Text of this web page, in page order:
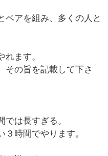
ペアを組み、多くの人と
ます。
その旨を記載して下さ
では長すぎる。
時間でやります。